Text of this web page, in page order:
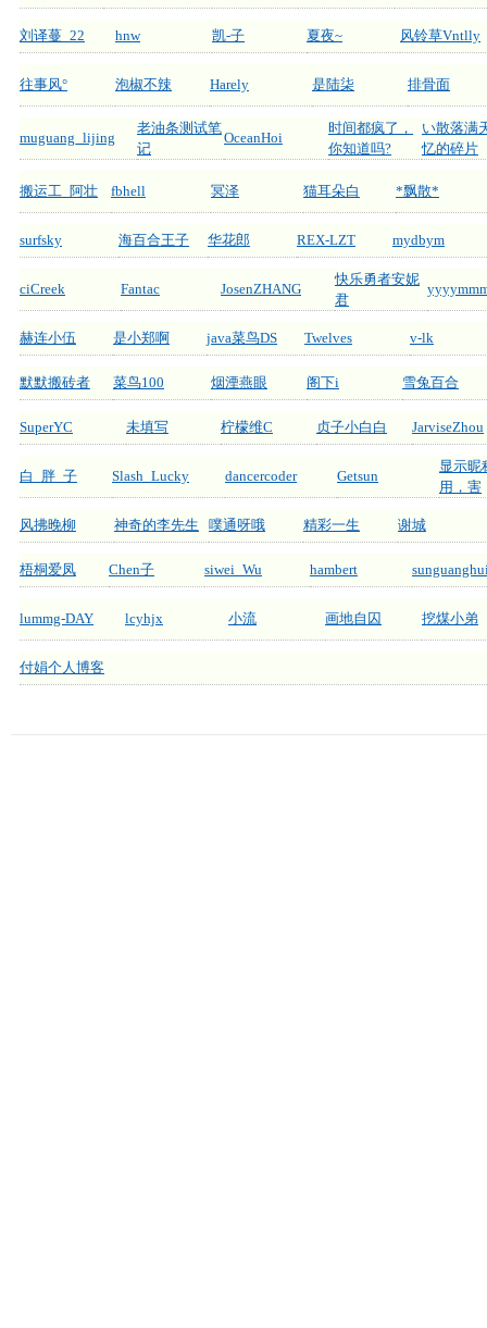
刘译蔓_22 hnw 凯-子 夏夜~ 风铃草Vntlly
往事风° 泡椒不辣 Harely 是陆柒 排骨面
muguang_lijing
老油条测试笔
记
OceanHoi
时间都疯了，
你知道吗?
い散落满
忆的碎片
搬运工_阿壮 fbhell 冥泽 猫耳朵白 *飘散*
surfsky 海百合王子 华花郎 REX-LZT mydbym
ciCreek Fantac JosenZHANG
快乐勇者安妮
君
赫连小伍 是小郑啊 java菜鸟DS Twelves v-lk
默默搬砖者 菜鸟100 烟湮燕眼 阁下i 雪兔百合
SuperYC 未填写 柠檬维C 贞子小白白 JarviseZhou
白_胖_子 Slash_Lucky dancercoder Getsun
显示昵
用，害
风拂晚柳 神奇的李先生 噗通呀哦 精彩一生 谢城
梧桐爱凤 Chen子 siwei_Wu hambert
lummg-DAY lcyhjx 小流 画地自囚 挖煤小弟
付娟个人博客